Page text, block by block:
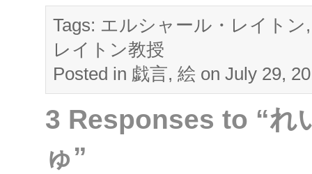
Tags: エルシャール・レイトン
レイトン教授
Posted in 戯言, 絵 on July 29,
3 Responses to “れ
ゅ”